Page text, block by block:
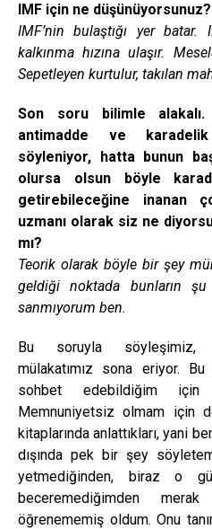
IMF için ne düşünüyorsunuz?
IMF’nin bulaştığı yer batar.
kalkınma hızına ulaşır.
Sepetleyen kurtulur, takılan
Son soru bilimle alakalı.
antimadde ve karadelik
söyleniyor, hatta bunun
olursa olsun böyle
getirebileceğine inanan
uzmanı olarak siz ne
mı?
Teorik olarak böyle bir şey
geldiği noktada bunların
sanmıyorum ben.
Bu soruyla söyleşimiz,
mülakatımız sona eriyor.
sohbet edebildiğim için
Memnuniyetsiz olmam için
kitaplarında anlattıkları, yani
dışında pek bir şey
yetmediğinden, biraz o
beceremediğimden
öğrenememiş oldum. Onu